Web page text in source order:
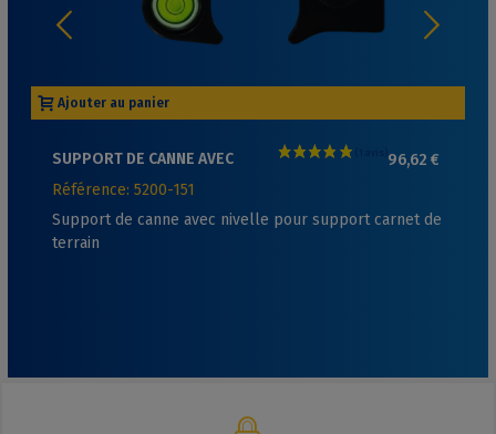
Ajouter au panier
SUPPORT DE CANNE AVEC
NIVELLE POUR SUPPORT
96,62 €
Référence: 5200-151
Support de canne avec nivelle pour support carnet de
terrain